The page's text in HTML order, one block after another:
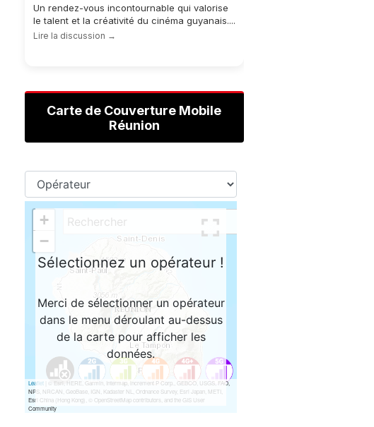
Un rendez-vous incontournable qui valorise
le talent et la créativité du cinéma guyanais....
Lire la discussion →
Carte de Couverture Mobile
Réunion